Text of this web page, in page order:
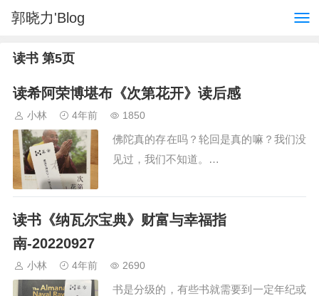
郭晓力'Blog
读书 第5页
读希阿荣博堪布《次第花开》读后感
小林 4年前 1850
佛陀真的存在吗？轮回是真的嘛？我们没
见过，我们不知道。…
读书《纳瓦尔宝典》财富与幸福指
南-20220927
小林 4年前 2690
书是分级的，有些书就需要到一定年纪或